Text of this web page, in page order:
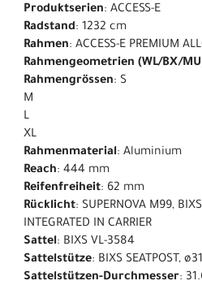
Produktserien: ACCESS-E
Radstand: 1232 cm
Rahmen: ACCESS-E PREMIUM
Rahmengeometrien (WL/BX/
Rahmengrössen: S
M
L
XL
Rahmenmaterial: Aluminium
Reach: 444 mm
Reifenfreiheit: 62 mm
Rücklicht: SUPERNOVA M99,
INTEGRATED IN CARRIER
Sattel: BIXS VL-3584
Sattelstütze: BIXS SEATPOST,
Sattelstützen-Durchmesser: